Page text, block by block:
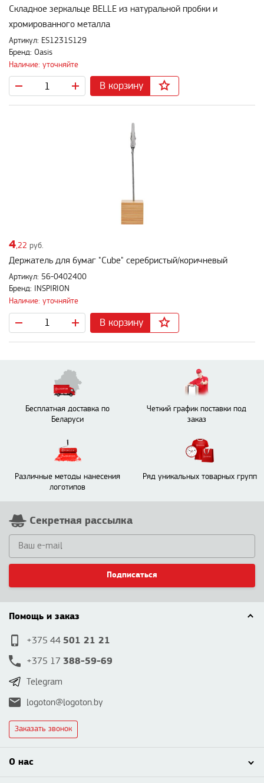
Складное зеркальце BELLE из натуральной пробки и
хромированного металла
Артикул: ES1231S129
Бренд: Oasis
Наличие: уточняйте
В корзину
4,22 руб.
Держатель для бумаг "Cube" серебристый/коричневый
Артикул: 56-0402400
Бренд: INSPIRION
Наличие: уточняйте
В корзину
Бесплатная доставка по
Беларуси
Четкий график поставки под
заказ
Различные методы нанесения
логотипов
Ряд уникальных товарных групп
Секретная рассылка
Подписаться
Помощь и заказ
+375 44 501 21 21
+375 17 388-59-69
Telegram
logoton@logoton.by
Заказать звонок
О нас